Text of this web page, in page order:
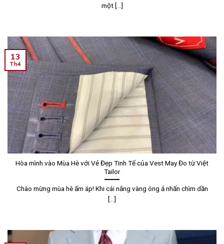
một [...]
Hòa mình vào Mùa Hè với Vẻ Đẹp Tinh Tế của Vest May Đo từ Việt
Tailor
Chào mừng mùa hè ấm áp! Khi cái nắng vàng óng ả nhấn chìm dần
[...]
13
Th4